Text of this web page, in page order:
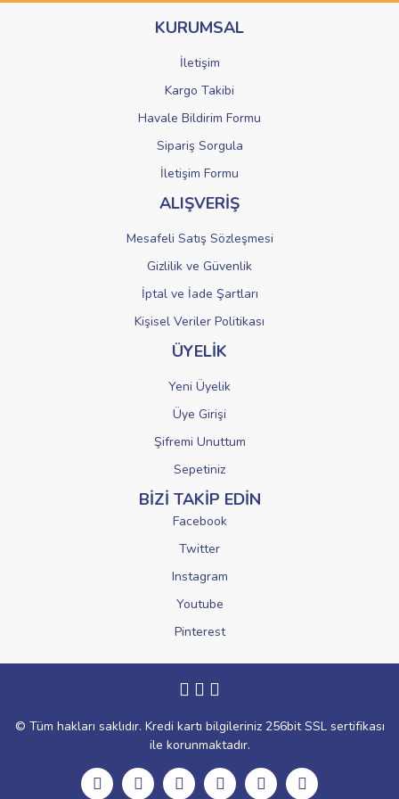
Ürün fiyatı diğer sitelerden daha pahalı.
Gönder
KURUMSAL
İletişim
Kargo Takibi
Havale Bildirim Formu
Sipariş Sorgula
İletişim Formu
ALIŞVERİŞ
Mesafeli Satış Sözleşmesi
Gizlilik ve Güvenlik
İptal ve İade Şartları
Kişisel Veriler Politikası
ÜYELİK
Yeni Üyelik
Üye Girişi
Şifremi Unuttum
Sepetiniz
BİZİ TAKİP EDİN
Facebook
Twitter
Instagram
Youtube
Pinterest
© Tüm hakları saklıdır. Kredi kartı bilgileriniz 256bit SSL sertifikası
ile korunmaktadır.